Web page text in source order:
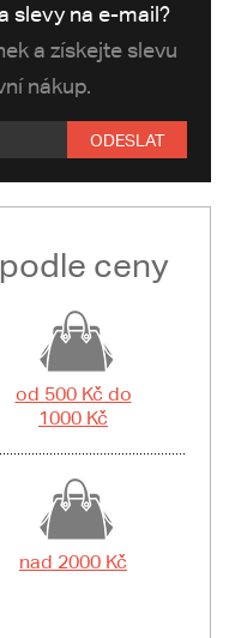
slevy na e-mail?
a získejte slevu
nákup.
ODESLAT
ceny
od 500 Kč do
1000 Kč
nad 2000 Kč